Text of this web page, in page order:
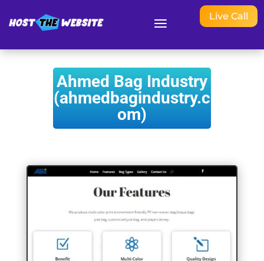
Live Call
Ahmed Bag Industry
(ahmedbagindustry.c
om)